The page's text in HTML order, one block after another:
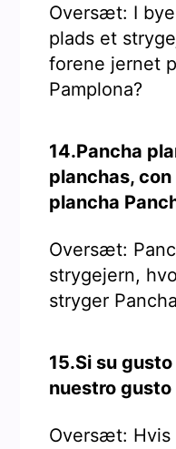
Oversæt: I
plads et
forene jernet
Pamplona?
14.Pancha
planchas,
plancha
Oversæt:
strygejern,
stryger
15.Si su
nuestro
Oversæt: Hvis